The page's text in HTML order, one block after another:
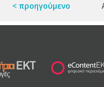
< προηγούμενο